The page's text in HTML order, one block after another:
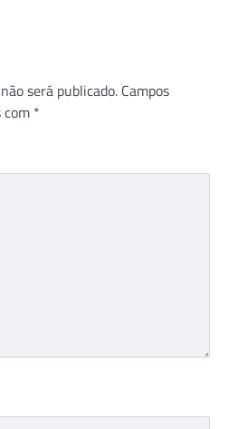
será publicado. Campos
com *